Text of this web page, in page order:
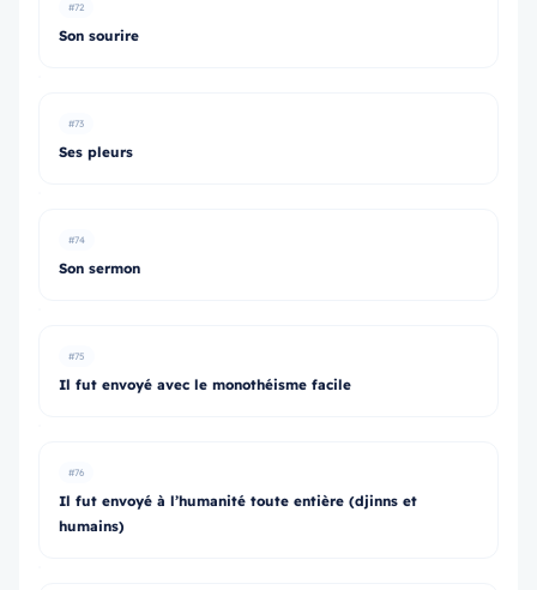
#72
Son sourire
#73
Ses pleurs
#74
Son sermon
#75
Il fut envoyé avec le monothéisme facile
#76
Il fut envoyé à l’humanité toute entière (djinns et
humains)